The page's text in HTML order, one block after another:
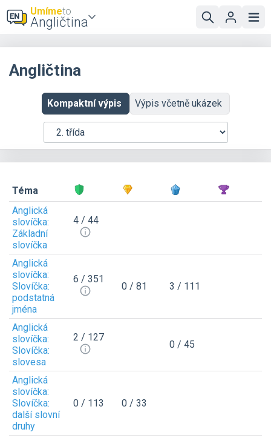
Umímeto
Angličtina
Angličtina
Kompaktní výpis Výpis včetně ukázek
Téma
Anglická
slovíčka:
Základní
slovíčka
4 / 44
Anglická
slovíčka:
Slovíčka:
podstatná
jména
6 / 351
0 / 81 3 / 111
Anglická
slovíčka:
Slovíčka:
slovesa
2 / 127
0 / 45
Anglická
slovíčka:
Slovíčka:
další slovní
druhy
0 / 113 0 / 33